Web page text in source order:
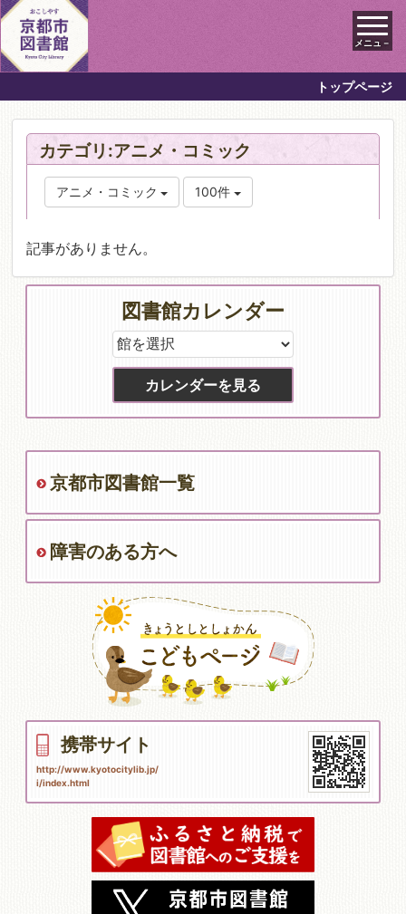
メニュ－
トップページ
カテゴリ:アニメ・コミック
アニメ・コミック 100件
記事がありません。
図書館カレンダー
京都市図書館一覧
障害のある方へ
携帯サイト
http://www.kyotocitylib.jp/
i/index.html